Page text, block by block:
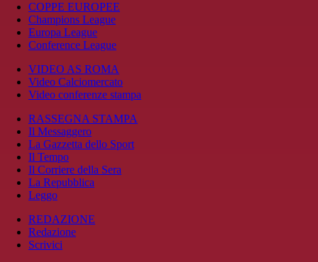
COPPE EUROPEE
Champions League
Europa League
Conference League
VIDEO AS ROMA
Video Calciomercato
Video conferenze stampa
RASSEGNA STAMPA
Il Messaggero
La Gazzetta dello Sport
Il Tempo
Il Corriere della Sera
La Repubblica
Leggo
REDAZIONE
Redazione
Scrivici